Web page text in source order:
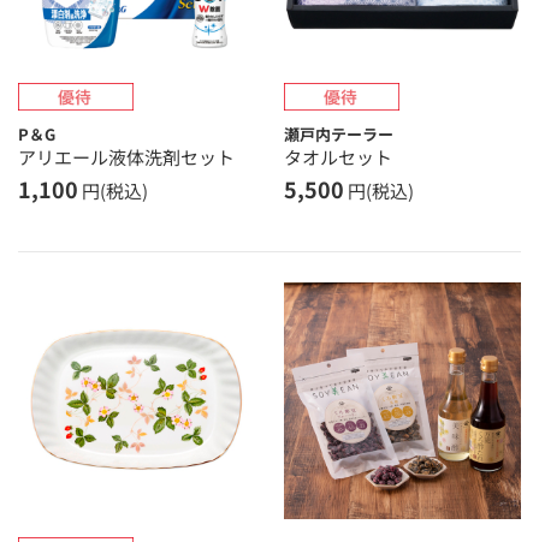
P＆G
アリエール液体洗剤セット
1,100 円(税込)
瀬戸内テーラー
タオルセット
5,500 円(税込)